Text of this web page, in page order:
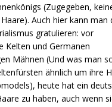
(Zugegeben,
Auch hier kann man
gratulieren: vor
Kelten und Germanen
Mähnen (Und was man
ähnlich um ihre
heute hat ein
zu haben, auch wenn